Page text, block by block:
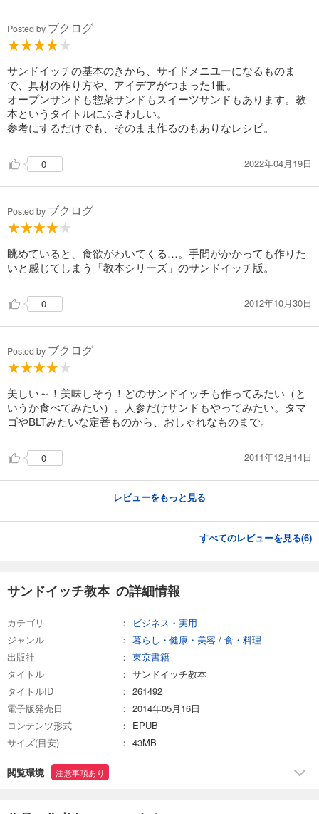
Posted by ブクログ
サンドイッチの基本のきから、サイドメニユーになるものま
で、具材の作り方や、アイデアがつまった1冊。
オープンサンドも惣菜サンドもスイーツサンドもあります。教
本というタイトルにふさわしい。
参考にするだけでも、そのまま作るのもありなレシピ。
0 2022年04月19日
Posted by ブクログ
眺めていると、食欲がわいてくる…。手間がかかっても作りた
いと感じてしまう「教本シリーズ」のサンドイッチ版。
0 2012年10月30日
Posted by ブクログ
美しい～！美味しそう！どのサンドイッチも作ってみたい（と
いうか食べてみたい）。人参だけサンドもやってみたい。タマ
ゴやBLTみたいな定番ものから、おしゃれなものまで。
0 2011年12月14日
レビューをもっと見る
すべてのレビューを見る(6)
サンドイッチ教本 の詳細情報
カテゴリ
ビジネス・実用
ジャンル
暮らし・健康・美容 / 食・料理
出版社
東京書籍
タイトル
サンドイッチ教本
タイトルID
261492
電子版発売日
2014年05月16日
コンテンツ形式
EPUB
サイズ(目安)
43MB
閲覧環境 注意事項あり